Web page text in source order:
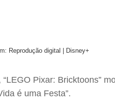
Reprodução digital | Disney+
Pixar: Bricktoons”
é uma Festa”.